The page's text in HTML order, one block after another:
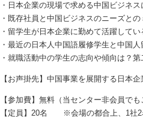
・日本企業の現場で求める中国ビジネ
・既存社員と中国ビジネスのニーズと
・留学生が日本企業に勤めて活躍して
・最近の日本人中国語履修学生と中国人
・就職活動中の学生の志向や傾向は？
【お声掛先】中国事業を展開する日本
【参加費】無料（当センター非会員でも
【定員】20名 ※会場の都合上、1社2